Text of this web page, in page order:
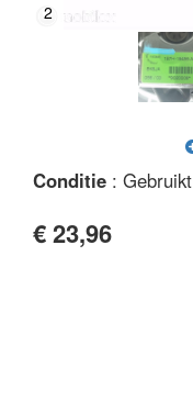
2
Conditie : Gebruikt
€ 23,96